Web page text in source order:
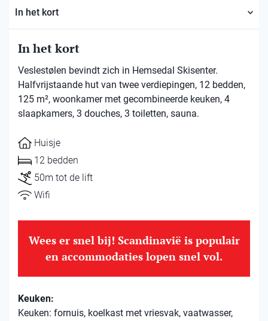
In het kort
In het kort
Veslestølen bevindt zich in Hemsedal Skisenter.
Halfvrijstaande hut van twee verdiepingen, 12 bedden,
125 m², woonkamer met gecombineerde keuken, 4
slaapkamers, 3 douches, 3 toiletten, sauna.
Huisje
12 bedden
50m tot de lift
Wifi
Wees er snel bij! Scandinavië is populair
en accommodaties lopen snel vol.
Keuken:
Keuken: fornuis, koelkast met vriesvak, vaatwasser,